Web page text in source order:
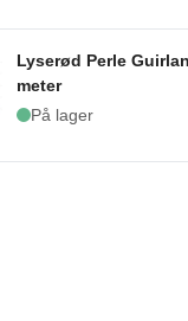
Lyserød Perle
meter
På lager